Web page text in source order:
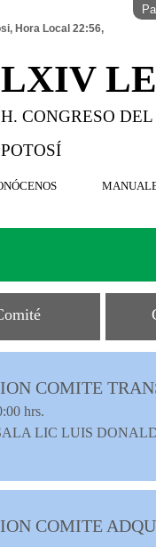
Hora Local 22:56,
LXIV
H. CONGRESO
POTOSÍ
COMITE
hrs.
LIC LUIS
COMITE